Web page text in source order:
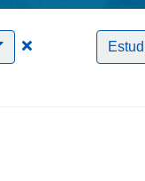
Clic para borrar el